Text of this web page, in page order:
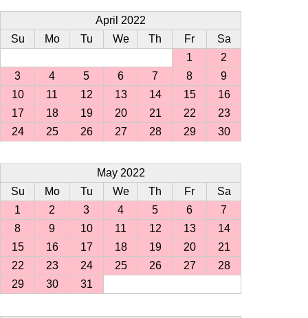
April 2022
Su
Mo Tu We Th Fr
Sa
1
2
3
4 5 6 7 8
9
10
11 12 13 14 15
16
17
18 19 20 21 22
23
24
25 26 27 28 29 30
May 2022
Su
Mo Tu We Th Fr
Sa
1
2 3 4 5 6
7
8
9 10 11 12 13
14
15
16 17 18 19 20
21
22
23 24 25 26 27
28
29
30 31